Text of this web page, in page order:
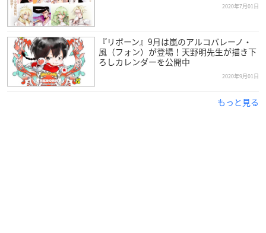
2020年7月01日
『リボーン』9月は嵐のアルコバレーノ・
風（フォン）が登場！天野明先生が描き下
ろしカレンダーを公開中
2020年9月01日
もっと見る